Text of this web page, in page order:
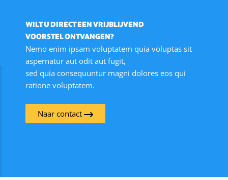
WILT U DIRECT EEN VRIJBLIJVEND
VOORSTEL ONTVANGEN?
Nemo enim ipsam voluptatem quia voluptas sit
aspernatur aut odit aut fugit,
sed quia consequuntur magni dolores eos qui
ratione voluptatem.
Naar contact